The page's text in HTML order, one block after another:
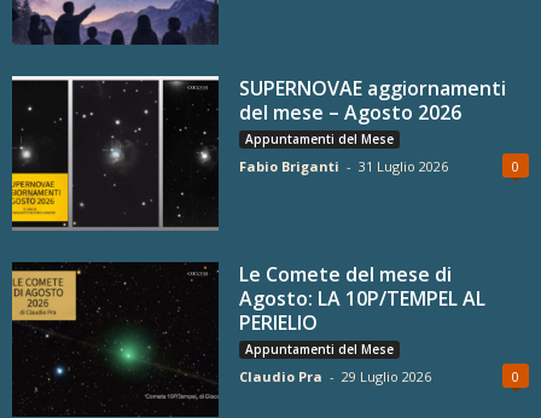
SUPERNOVAE aggiornamenti
del mese – Agosto 2026
Appuntamenti del Mese
Fabio Briganti - 31 Luglio 2026 0
Le Comete del mese di
Agosto: LA 10P/TEMPEL AL
PERIELIO
Appuntamenti del Mese
Claudio Pra - 29 Luglio 2026 0